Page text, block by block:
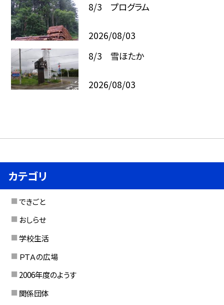
8/3 プログラム
2026/08/03
8/3 雪ほたか
2026/08/03
カテゴリ
できごと
おしらせ
学校生活
ＰＴＡの広場
2006年度のようす
関係団体